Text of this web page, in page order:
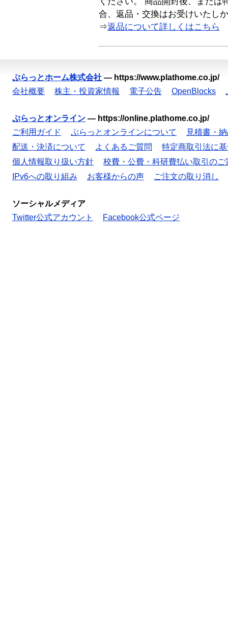
合、返品・交換はお受けいたし
⇒返品について詳しくはこちら
ぷらっとホーム株式会社 — https://www.plathome.co.jp/
会社概要
株主・投資家情報 電子公告 OpenBlocks
ぷらっとオンライン — https://online.plathome.co.jp/
ご利用ガイド
ぷらっとオンラインについて
見積書・
配送・決済について
よくあるご質問
特定商取引法に
個人情報取り扱い方針
校費・公費・科研費払い取引のご
IPv6への取り組み
お客様からの声 ご注文の取り消し
ソーシャルメディア
Twitter公式アカウント
Facebook公式ページ